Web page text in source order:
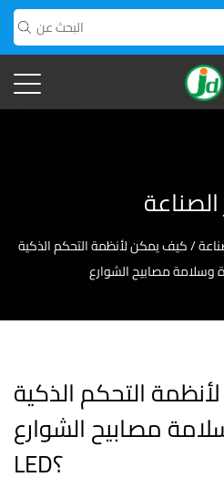
الصناعة
/كيف يمكن لأنظمة التحكم الذكية
التحكم الذكية
مصابيح الشوارع
LED؟